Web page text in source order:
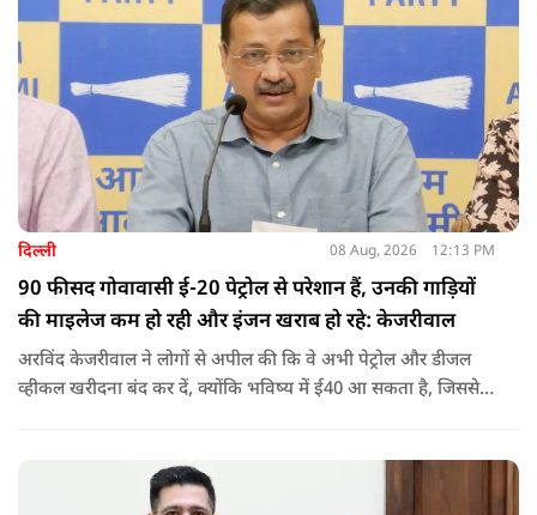
करता है.
दिल्ली 08 Aug, 2026 12:13 PM
90 फीसद गोवावासी ई-20 पेट्रोल से परेशान हैं, उनकी गाड़ियों
की माइलेज कम हो रही और इंजन खराब हो रहे: केजरीवाल
अरविंद केजरीवाल ने लोगों से अपील की कि वे अभी पेट्रोल और डीजल
व्हीकल खरीदना बंद कर दें, क्योंकि भविष्य में ई40 आ सकता है, जिससे